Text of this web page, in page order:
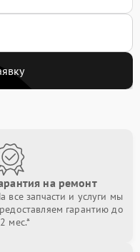
на ремонт
все запчасти и услуги мы
гарантию до
мес.*